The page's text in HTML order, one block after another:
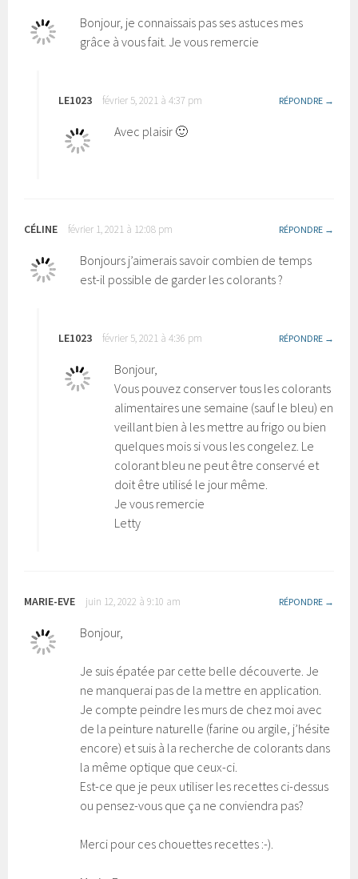
Bonjour, je connaissais pas ses astuces mes
grâce à vous fait. Je vous remercie
LE1023 février 5, 2021 à 4:37 pm RÉPONDRE
Avec plaisir 🙂
CÉLINE février 1, 2021 à 12:08 pm RÉPONDRE
Bonjours j’aimerais savoir combien de temps
est-il possible de garder les colorants ?
LE1023 février 5, 2021 à 4:36 pm RÉPONDRE
Bonjour,
Vous pouvez conserver tous les colorants
alimentaires une semaine (sauf le bleu) en
veillant bien à les mettre au frigo ou bien
quelques mois si vous les congelez. Le
colorant bleu ne peut être conservé et
doit être utilisé le jour même.
Je vous remercie
Letty
MARIE-EVE juin 12, 2022 à 9:10 am RÉPONDRE
Bonjour,
Je suis épatée par cette belle découverte. Je
ne manquerai pas de la mettre en application.
Je compte peindre les murs de chez moi avec
de la peinture naturelle (farine ou argile, j’hésite
encore) et suis à la recherche de colorants dans
la même optique que ceux-ci.
Est-ce que je peux utiliser les recettes ci-dessus
ou pensez-vous que ça ne conviendra pas?
Merci pour ces chouettes recettes :-).